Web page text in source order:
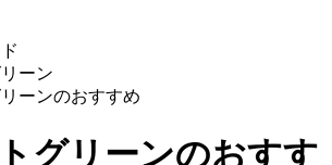
ーン
ーンのおすすめ
グリーンのおすす